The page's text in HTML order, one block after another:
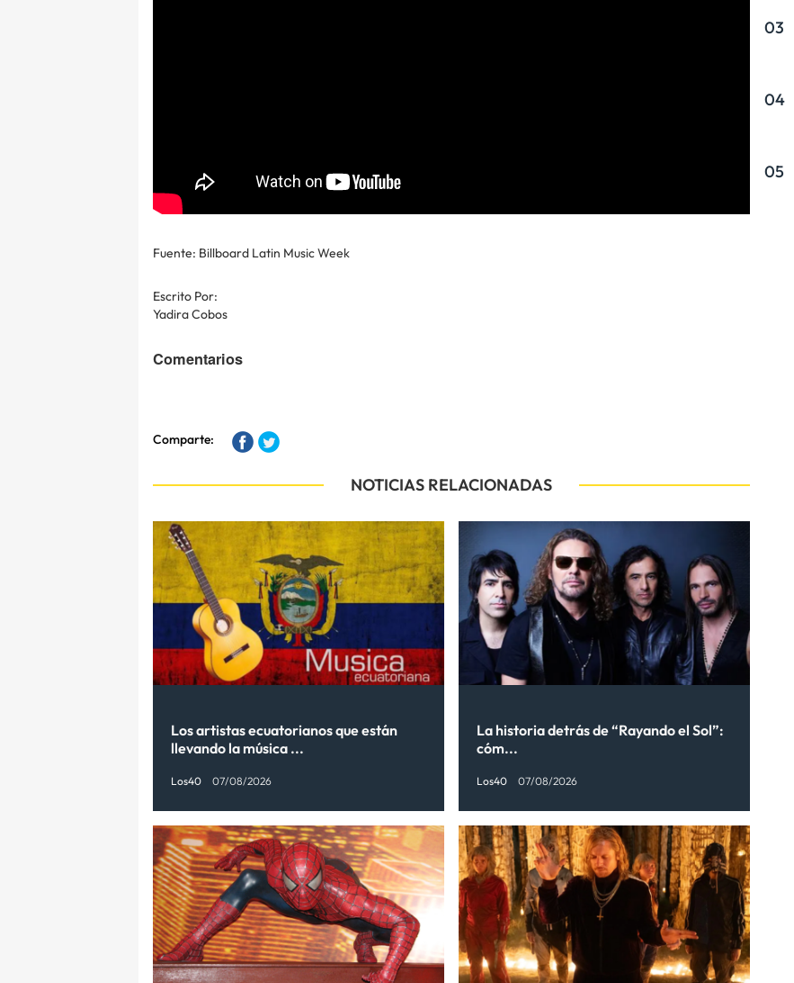
Fuente: Billboard Latin Music Week
Escrito Por:
Yadira Cobos
Comentarios
Comparte:
NOTICIAS RELACIONADAS
Los artistas ecuatorianos que están
llevando la música ...
Los40 07/08/2026
La historia detrás de “Rayando el Sol”:
cóm...
Los40 07/08/2026
03
04
05